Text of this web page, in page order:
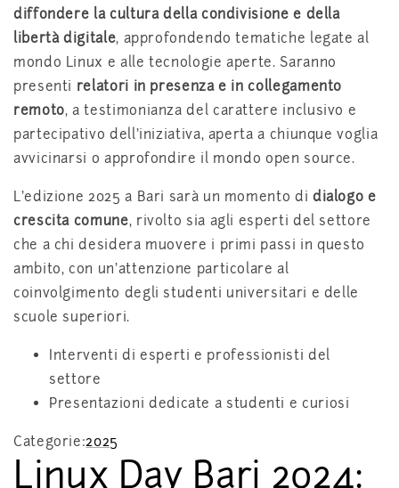
diffondere la cultura della condivisione e della
libertà digitale, approfondendo tematiche legate al
mondo Linux e alle tecnologie aperte. Saranno
presenti relatori in presenza e in collegamento
remoto, a testimonianza del carattere inclusivo e
partecipativo dell’iniziativa, aperta a chiunque voglia
avvicinarsi o approfondire il mondo open source.
L’edizione 2025 a Bari sarà un momento di dialogo e
crescita comune, rivolto sia agli esperti del settore
che a chi desidera muovere i primi passi in questo
ambito, con un’attenzione particolare al
coinvolgimento degli studenti universitari e delle
scuole superiori.
Interventi di esperti e professionisti del
settore
Presentazioni dedicate a studenti e curiosi
Categorie:2025
Linux Day Bari 2024: